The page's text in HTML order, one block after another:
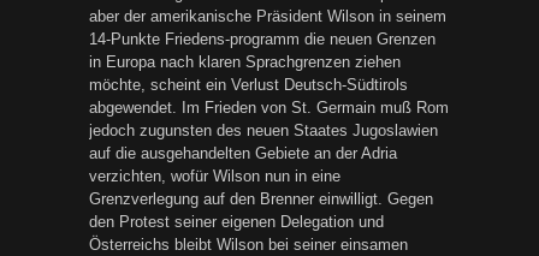
aber der amerikanische Präsident Wilson in seinem
14-Punkte Friedens-programm die neuen Grenzen
in Europa nach klaren Sprachgrenzen ziehen
möchte, scheint ein Verlust Deutsch-Südtirols
abgewendet. Im Frieden von St. Germain muß Rom
jedoch zugunsten des neuen Staates Jugoslawien
auf die ausgehandelten Gebiete an der Adria
verzichten, wofür Wilson nun in eine
Grenzverlegung auf den Brenner einwilligt. Gegen
den Protest seiner eigenen Delegation und
Österreichs bleibt Wilson bei seiner einsamen